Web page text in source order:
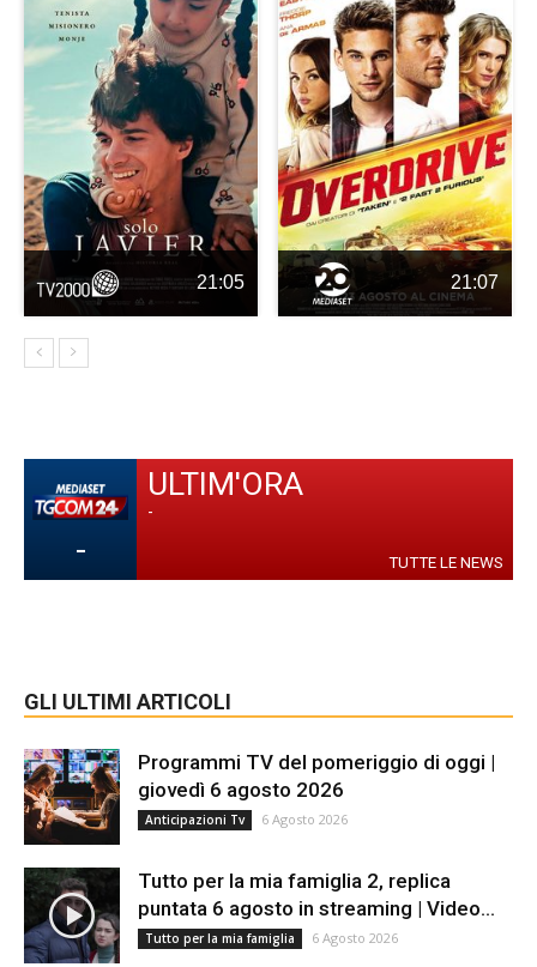
21:05 21:07
-
ULTIM'ORA
-
TUTTE LE NEWS
GLI ULTIMI ARTICOLI
Programmi TV del pomeriggio di oggi |
giovedì 6 agosto 2026
Anticipazioni Tv 6 Agosto 2026
Tutto per la mia famiglia 2, replica
puntata 6 agosto in streaming | Video...
Tutto per la mia famiglia 6 Agosto 2026